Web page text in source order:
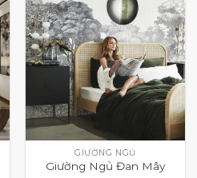
GIƯỜNG NGỦ
Giường Ngủ Đan Mây